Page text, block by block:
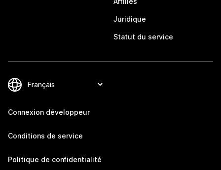
Juridique
Statut du service
Connexion développeur
Conditions de service
Politique de confidentialité